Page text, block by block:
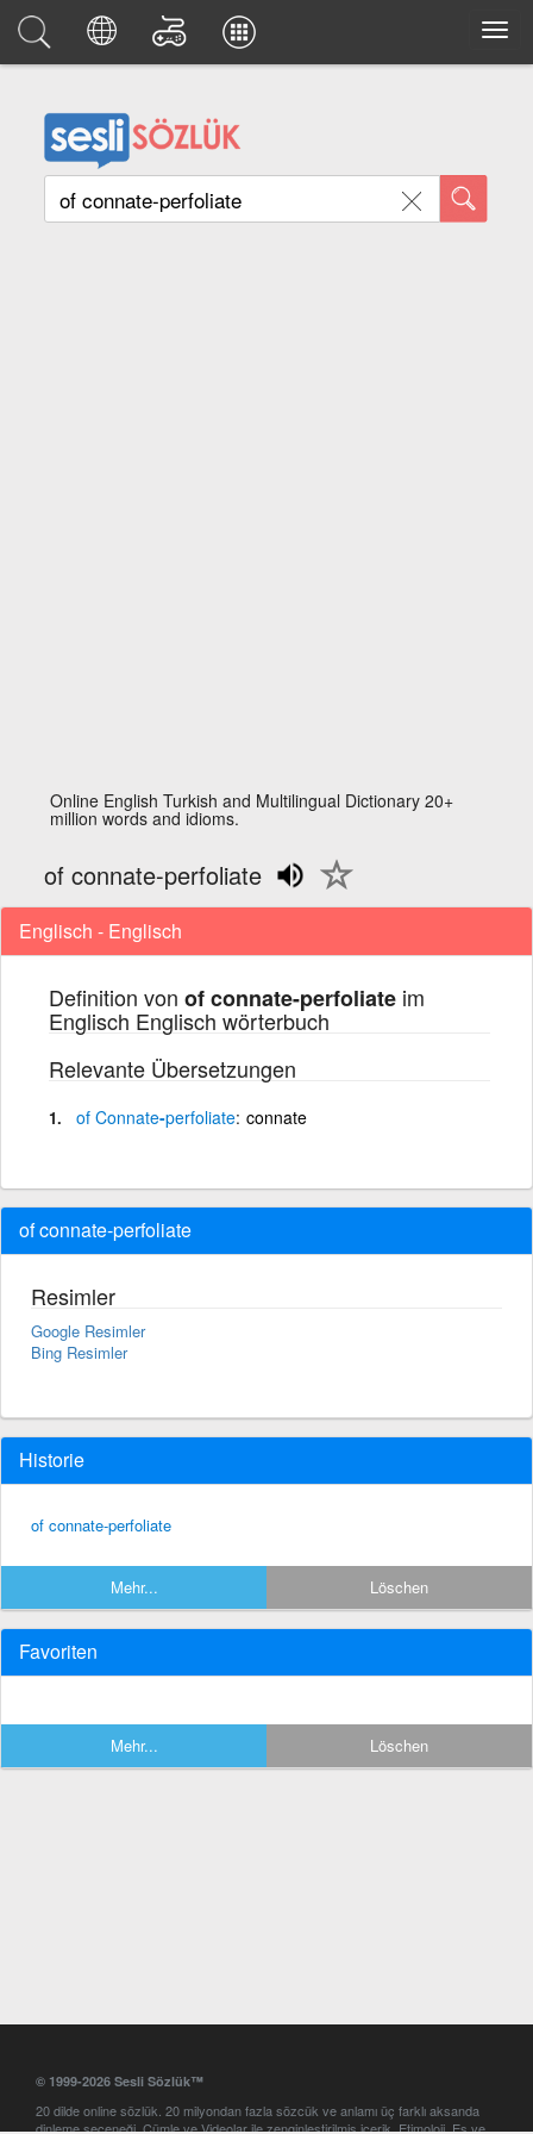
Online English Turkish and Multilingual Dictionary 20+
million words and idioms.
of connate-perfoliate
Englisch - Englisch
Definition von of connate-perfoliate im
Englisch Englisch wörterbuch
Relevante Übersetzungen
of Connate-perfoliate connate
of connate-perfoliate
Resimler
Google Resimler
Bing Resimler
Historie
of connate-perfoliate
Mehr... Löschen
Favoriten
Mehr... Löschen
© 1999-2026 Sesli Sözlük™
20 dilde online sözlük. 20 milyondan fazla sözcük ve anlamı üç farklı aksanda
dinleme seçeneği. Cümle ve Videolar ile zenginleştirilmiş içerik. Etimoloji, Eş ve